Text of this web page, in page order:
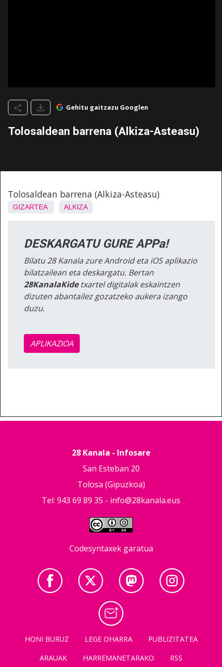
Gehitu gaitzazu Googlen
Tolosaldean barrena (Alkiza-Asteasu)
Tolosaldean barrena (Alkiza-Asteasu)
GIZARTEA ALKIZA
DESKARGATU GURE APPa!
Bilatu 28 Kanala zure Android eta iOS aplikazio
bilatzailean eta deskargatu. Bertan
28KanalaKidetxartel digitalak eskaintzen
dizuten abantailez gozatzeko aukera izango
duzu.
APLIKAZIOA
28 Kanala - Infosare
San Esteban 20
Tolosa (Gipuzkoa)
Tel: 943 69 89 35 - info@28kanala.eus
Codesyntaxek garatua
HONI BURUZ LEGE OHARRA
PUBLIZITATEA
ARAUAK
HARREMANETARAKO RSS